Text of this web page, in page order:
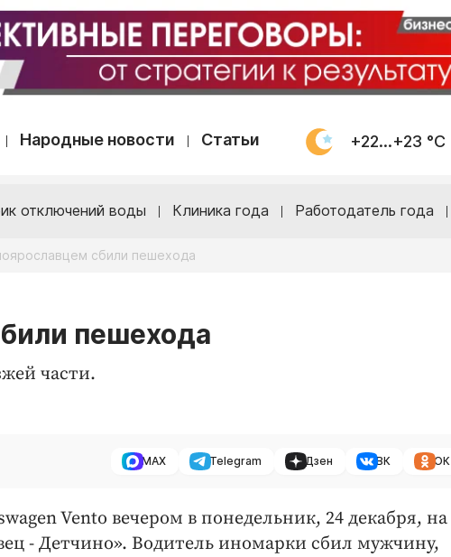
Народные новости Статьи +22...+23 °С
отключений воды Клиника года Работодатель года
сбили пешехода
пешехода
части.
MAX Telegram Дзен ВК ОК
Vento вечером в понедельник, 24 декабря, на
- Детчино». Водитель иномарки сбил мужчину,